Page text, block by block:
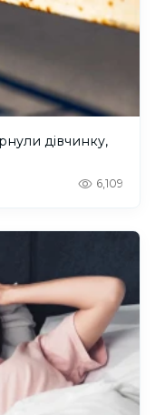
дівчинку,
6,109